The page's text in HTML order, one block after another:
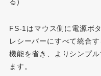
る)
FS-1はマウス側に電源ボ
レシーバーにすべて統合
機能を省き、よりシンプ
ます。